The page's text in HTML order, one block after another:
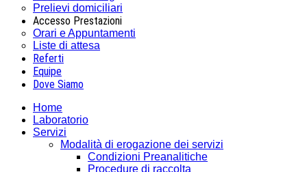
Prelievi domiciliari
Accesso Prestazioni
Orari e Appuntamenti
Liste di attesa
Referti
Equipe
Dove Siamo
Home
Laboratorio
Servizi
Modalità di erogazione dei servizi
Condizioni Preanalitiche
Procedure di raccolta